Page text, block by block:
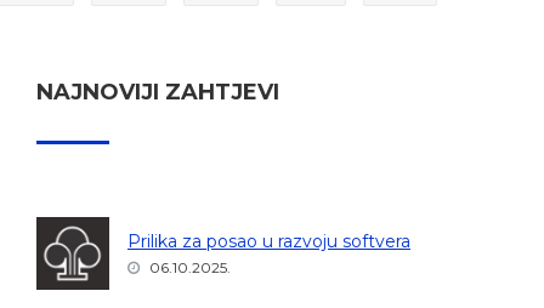
NAJNOVIJI ZAHTJEVI
Prilika za posao u razvoju softvera
06.10.2025.